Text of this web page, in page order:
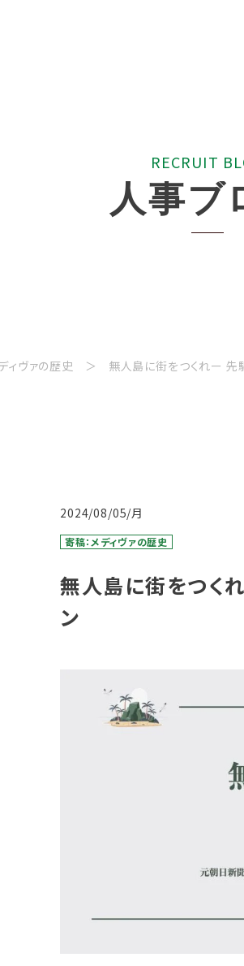
RECRUIT BL
人事ブ
ィヴァの歴史 無人島に街をつくれー
2024/08/05/月
寄稿：メディヴァの歴史
無人島に街をつく
ン